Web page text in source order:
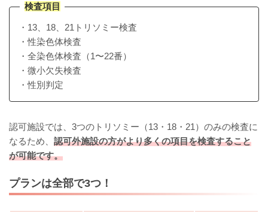
検査項目
・13、18、21トリソミー検査
・性染色体検査
・全染色体検査（1〜22番）
・微小欠失検査
・性別判定
認可施設では、3つのトリソミー（13・18・21）のみの検査に
なるため、 認可外施設の方がより多くの項目を検査すること
が可能です。
プランは全部で3つ！